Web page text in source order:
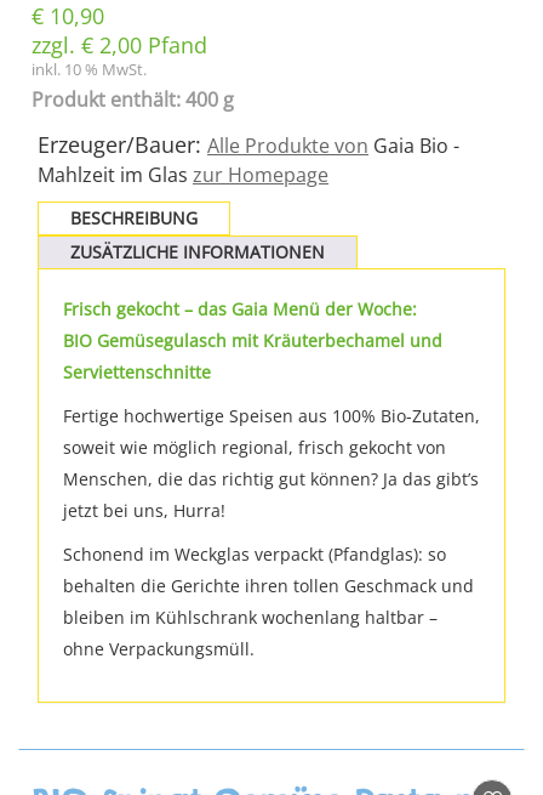
€ 10,90
zzgl. € 2,00 Pfand
inkl. 10 % MwSt.
Produkt enthält: 400 g
Erzeuger/Bauer: Alle Produkte von Gaia Bio -
Mahlzeit im Glas zur Homepage
BESCHREIBUNG
ZUSÄTZLICHE INFORMATIONEN
Frisch gekocht – das Gaia Menü der Woche:
BIO Gemüsegulasch mit Kräuterbechamel und
Serviettenschnitte
Fertige hochwertige Speisen aus 100% Bio-Zutaten,
soweit wie möglich regional, frisch gekocht von
Menschen, die das richtig gut können? Ja das gibt’s
jetzt bei uns, Hurra!
Schonend im Weckglas verpackt (Pfandglas): so
behalten die Gerichte ihren tollen Geschmack und
bleiben im Kühlschrank wochenlang haltbar –
ohne Verpackungsmüll.